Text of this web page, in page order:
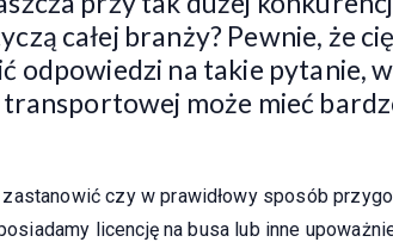
całej branży? Pewnie, że
odpowiedzi na takie pytanie,
może mieć
czy w prawidłowy sposób
licencję na busa lub inne